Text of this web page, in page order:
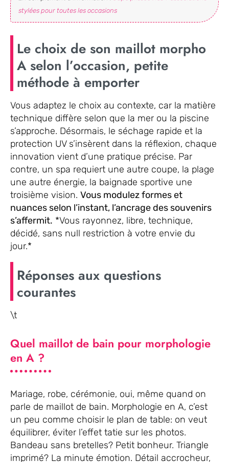
stylées pour toutes les occasions
Le choix de son maillot morpho
A selon l’occasion, petite
méthode à emporter
Vous adaptez le choix au contexte, car la matière
technique diffère selon que la mer ou la piscine
s’approche. Désormais, le séchage rapide et la
protection UV s’insèrent dans la réflexion, chaque
innovation vient d’une pratique précise. Par
contre, un spa requiert une autre coupe, la plage
une autre énergie, la baignade sportive une
troisième vision. Vous modulez formes et
nuances selon l’instant, l’ancrage des souvenirs
s’affermit. *Vous rayonnez, libre, technique,
décidé, sans null restriction à votre envie du
jour.*
Réponses aux questions
courantes
\t
Quel maillot de bain pour morphologie
en A ?
Mariage, robe, cérémonie, oui, même quand on
parle de maillot de bain. Morphologie en A, c’est
un peu comme choisir le plan de table: on veut
équilibrer, éviter l’effet tatie sur les photos.
Bandeau sans bretelles? Petit bonheur. Triangle
imprimé? La minute émotion. Détail accrocheur,